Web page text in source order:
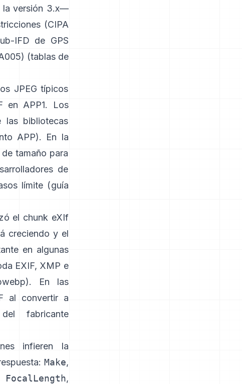
la versión 3.x—
(CIPA
IFD de GPS
(tablas de
JPEG típicos
en APP1. Los
las bibliotecas
APP). En la
tamaño para
de
límite (guía
el chunk eXIf
creciendo y el
en algunas
EXIF, XMP e
). En las
al convertir a
fabricante
infieren la
Make,
FocalLength,